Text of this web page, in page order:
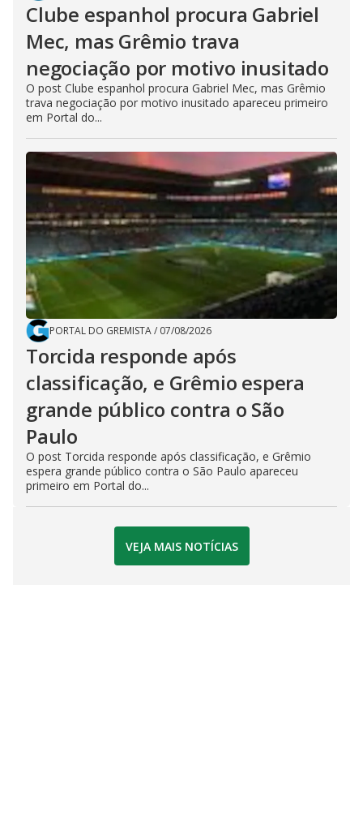
Clube espanhol procura Gabriel
Mec, mas Grêmio trava
negociação por motivo inusitado
O post Clube espanhol procura Gabriel Mec, mas Grêmio
trava negociação por motivo inusitado apareceu primeiro
em Portal do...
PORTAL DO GREMISTA/ 07/08/2026
Torcida responde após
classificação, e Grêmio espera
grande público contra o São
Paulo
O post Torcida responde após classificação, e Grêmio
espera grande público contra o São Paulo apareceu
primeiro em Portal do...
VEJA MAIS NOTÍCIAS